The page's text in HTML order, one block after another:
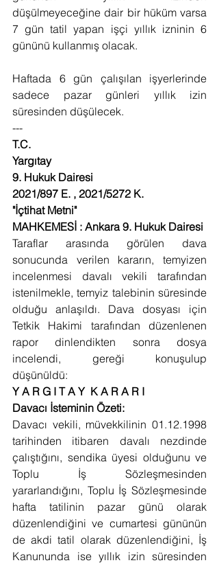
düşülmeyeceğine dair bir hüküm varsa
7 gün tatil yapan işçi yıllık izninin 6
gününü kullanmış olacak.
Haftada 6 gün çalışılan işyerlerinde
sadece pazar günleri yıllık izin
süresinden düşülecek.
---
T.C.
Yargıtay
9. Hukuk Dairesi
2021/897 E. , 2021/5272 K.
"İçtihat Metni"
MAHKEMESİ : Ankara 9. Hukuk Dairesi
Taraflar arasında görülen dava
sonucunda verilen kararın, temyizen
incelenmesi davalı vekili tarafından
istenilmekle, temyiz talebinin süresinde
olduğu anlaşıldı. Dava dosyası için
Tetkik Hakimi tarafından düzenlenen
rapor dinlendikten sonra dosya
incelendi, gereği konuşulup
düşünüldü:
Y A R G I T A Y  K A R A R I
Davacı İsteminin Özeti:
Davacı vekili, müvekkilinin 01.12.1998
tarihinden itibaren davalı nezdinde
çalıştığını, sendika üyesi olduğunu ve
Toplu İş Sözleşmesinden
yararlandığını, Toplu İş Sözleşmesinde
hafta tatilinin pazar günü olarak
düzenlendiğini ve cumartesi gününün
de akdi tatil olarak düzenlendiğini, İş
Kanununda ise yıllık izin süresinden